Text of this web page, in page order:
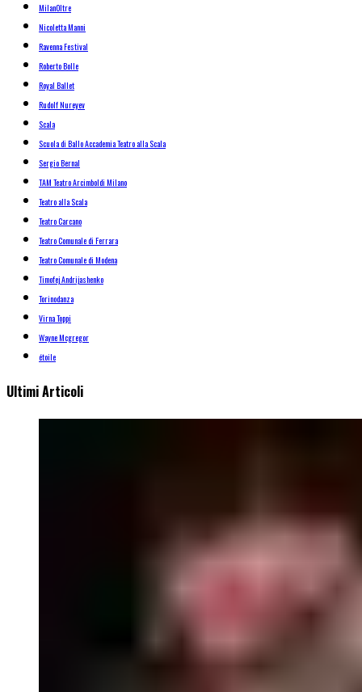
MilanOltre
Nicoletta Manni
Ravenna Festival
Roberto Bolle
Royal Ballet
Rudolf Nureyev
Scala
Scuola di Ballo Accademia Teatro alla Scala
Sergio Bernal
TAM Teatro Arcimboldi Milano
Teatro alla Scala
Teatro Carcano
Teatro Comunale di Ferrara
Teatro Comunale di Modena
Timofej Andrijashenko
Torinodanza
Virna Toppi
Wayne Mcgregor
étoile
Ultimi Articoli